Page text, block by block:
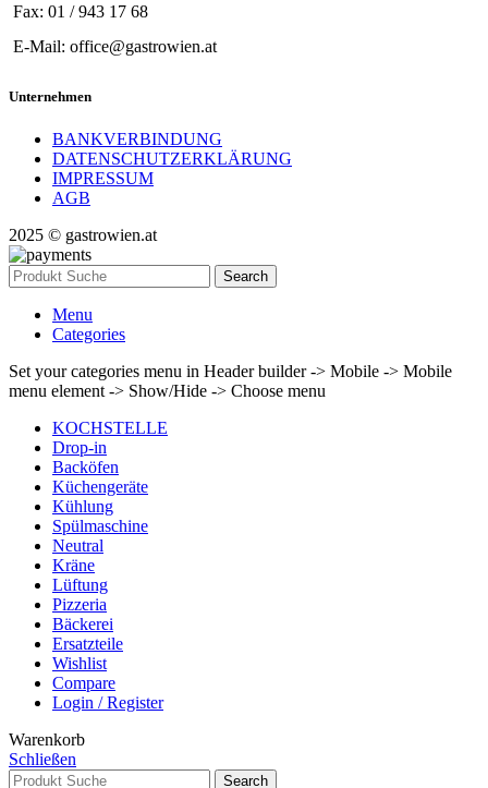
Fax: 01 / 943 17 68
E-Mail: office@gastrowien.at
Unternehmen
BANKVERBINDUNG
DATENSCHUTZERKLÄRUNG
IMPRESSUM
AGB
2025 © gastrowien.at
Search
Menu
Categories
Set your categories menu in Header builder -> Mobile -> Mobile
menu element -> Show/Hide -> Choose menu
KOCHSTELLE
Drop-in
Backöfen
Küchengeräte
Kühlung
Spülmaschine
Neutral
Kräne
Lüftung
Pizzeria
Bäckerei
Ersatzteile
Wishlist
Compare
Login / Register
Warenkorb
Schließen
Search